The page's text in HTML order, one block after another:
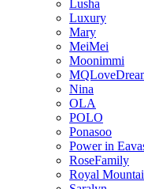
Lusha
Luxury
Mary
MeiMei
Moonimmi
Nina
OLA
POLO
Ponasoo
Power in
RoseFamily
Royal